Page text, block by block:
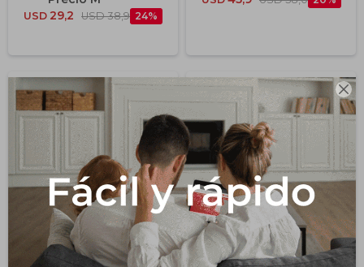

USD 29,2 USD 38,9 24
Porcelanato Rhombus
Blue "a" 26.5x51 Cm
Porcelanato Capri Hijau
Ma "a" 20x20 Cm